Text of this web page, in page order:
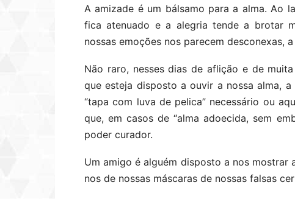
A amizade é um bálsamo para a alma. Ao
fica atenuado e a alegria tende a brotar
nossas emoções nos parecem desconexas,
Não raro, nesses dias de aflição e de
que esteja disposto a ouvir a nossa alma,
“tapa com luva de pelica” necessário ou
que, em casos de “alma adoecida, sem
poder curador.
Um amigo é alguém disposto a nos
nos de nossas máscaras de nossas falsas